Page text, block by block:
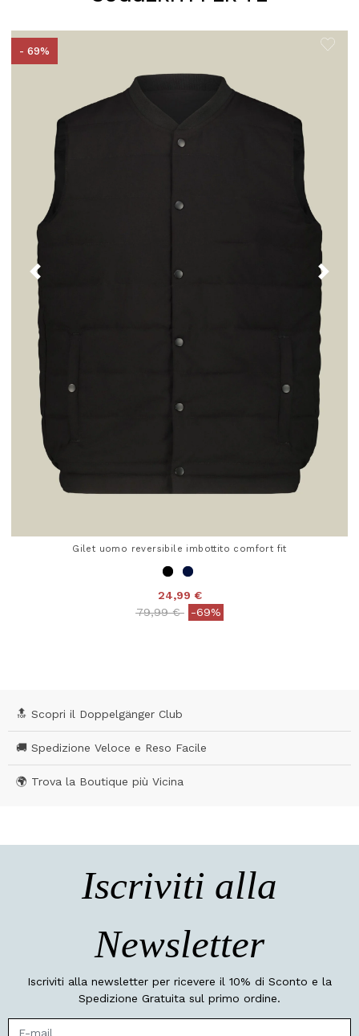
- 69%
Gilet uomo reversibile imbottito comfort fit
24,99 €
Price reduced from
79,99 €to-69%
🔝 Scopri il Doppelgänger Club
🚚 Spedizione Veloce e Reso Facile
🌍 Trova la Boutique più Vicina
Iscriviti alla
Newsletter
Iscriviti alla newsletter per ricevere il 10% di Sconto e la
Spedizione Gratuita sul primo ordine.